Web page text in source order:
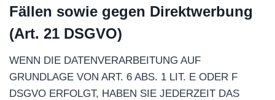
Fällen sowie gegen Direktwerbung
(Art. 21 DSGVO)
WENN DIE DATENVERARBEITUNG AUF
GRUNDLAGE VON ART. 6 ABS. 1 LIT. E ODER F
DSGVO ERFOLGT, HABEN SIE JEDERZEIT DAS